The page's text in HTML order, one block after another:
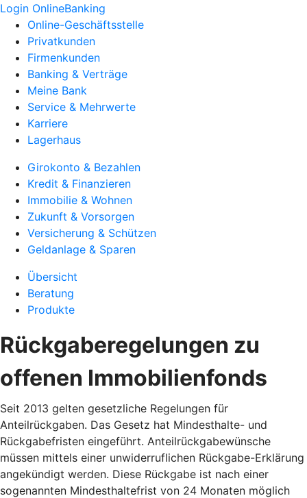
Login OnlineBanking
Online-Geschäftsstelle
Privatkunden
Firmenkunden
Banking & Verträge
Meine Bank
Service & Mehrwerte
Karriere
Lagerhaus
Girokonto & Bezahlen
Kredit & Finanzieren
Immobilie & Wohnen
Zukunft & Vorsorgen
Versicherung & Schützen
Geldanlage & Sparen
Übersicht
Beratung
Produkte
Rückgaberegelungen zu
offenen Immobilienfonds
Seit 2013 gelten gesetzliche Regelungen für
Anteilrückgaben. Das Gesetz hat Mindesthalte- und
Rückgabefristen eingeführt. Anteilrückgabewünsche
müssen mittels einer unwiderruflichen Rückgabe-Erklärung
angekündigt werden. Diese Rückgabe ist nach einer
sogenannten Mindesthaltefrist von 24 Monaten möglich